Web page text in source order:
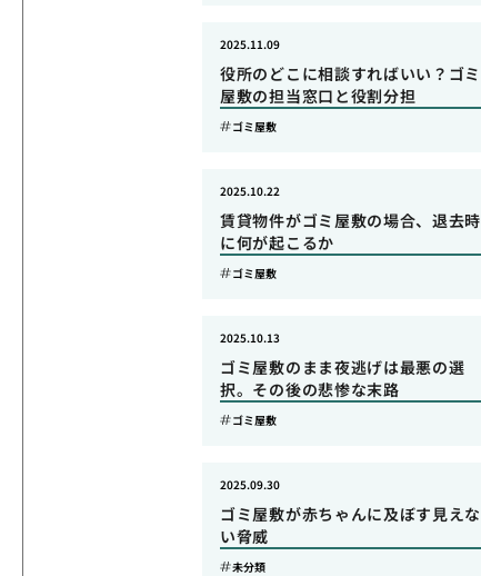
役所のどこに相談すればいい？ゴミ
屋敷の担当窓口と役割分担
2025.11.09
ゴミ屋敷
賃貸物件がゴミ屋敷の場合、退去時
に何が起こるか
2025.10.22
ゴミ屋敷
ゴミ屋敷のまま夜逃げは最悪の選
択。その後の悲惨な末路
2025.10.13
ゴミ屋敷
ゴミ屋敷が赤ちゃんに及ぼす見えな
い脅威
2025.09.30
未分類